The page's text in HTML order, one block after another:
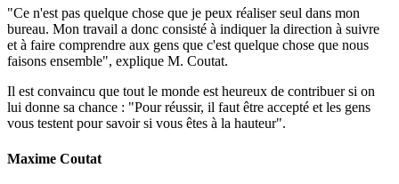
"Ce n'est pas quelque chose que je peux réaliser seul dans mon
bureau. Mon travail a donc consisté à indiquer la direction à suivre
et à faire comprendre aux gens que c'est quelque chose que nous
faisons ensemble", explique M. Coutat.
Il est convaincu que tout le monde est heureux de contribuer si on
lui donne sa chance : "Pour réussir, il faut être accepté et les gens
vous testent pour savoir si vous êtes à la hauteur".
Maxime Coutat